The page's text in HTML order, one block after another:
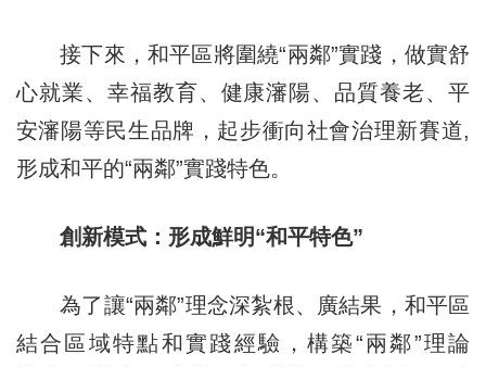
接下來，和平區將圍繞“兩鄰”實踐，做實舒
心就業、幸福教育、健康瀋陽、品質養老、平
安瀋陽等民生品牌，起步衝向社會治理新賽道,
形成和平的“兩鄰”實踐特色。
創新模式：形成鮮明“和平特色”
為了讓“兩鄰”理念深紮根、廣結果，和平區
結合區域特點和實踐經驗，構築“兩鄰”理論